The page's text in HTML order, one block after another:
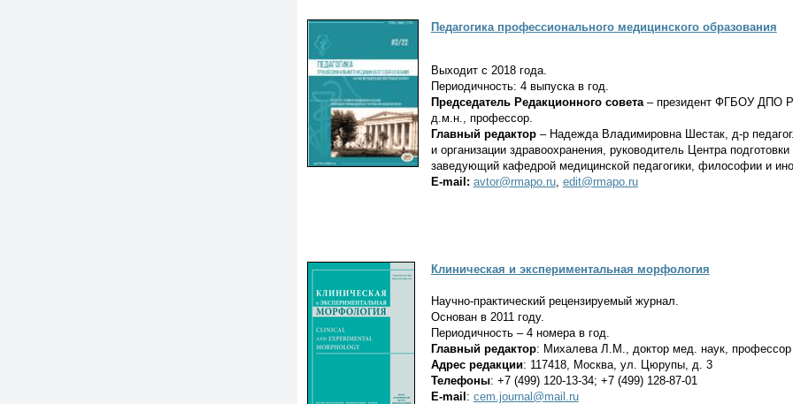
Педагогика профессионального медицинского образования
Выходит с 2018 года.
Периодичность: 4 выпуска в год.
Председатель Редакционного совета– президент ФГБОУ ДПО
д.м.н., профессор.
Главный редактор– Надежда Владимировна Шестак, д-р
и организации здравоохранения, руководитель Центра
заведующий кафедрой медицинской педагогики, философии и
E-mail: avtor@rmapo.ru, edit@rmapo.ru
Клиническая и экспериментальная морфология
Научно-практический рецензируемый журнал.
Основан в 2011 году.
Периодичность – 4 номера в год.
Главный редактор: Михалева Л.М., доктор мед. наук, профессор
Адрес редакции: 117418, Москва, ул. Цюрупы, д. 3
Телефоны: +7 (499) 120-13-34; +7 (499) 128-87-01
E-mail: cem.journal@mail.ru